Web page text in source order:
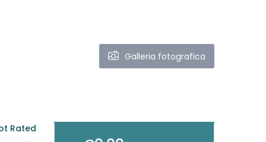
Galleria fotografica
Rated